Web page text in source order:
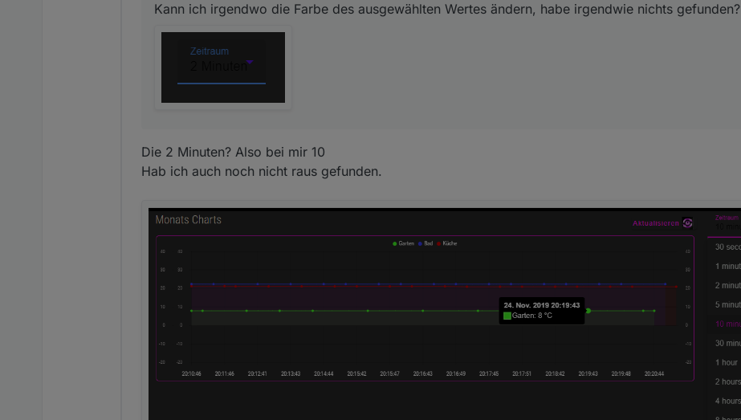
Kann ich irgendwo die Farbe des ausgewählten Wertes ändern, habe irgendwie nichts gefunden?
Die 2 Minuten? Also bei mir 10
Hab ich auch noch nicht raus gefunden.